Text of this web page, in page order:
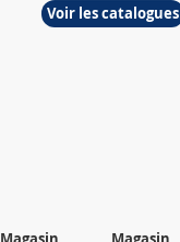
Voir les catalogues